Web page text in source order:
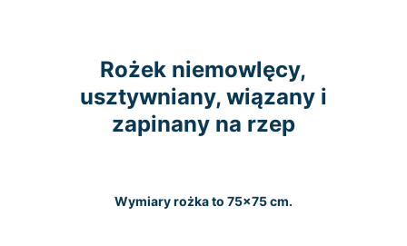
Rożek niemowlęcy,
usztywniany, wiązany i
zapinany na rzep
Wymiary rożka to 75×75 cm.